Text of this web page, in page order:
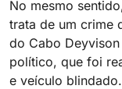
No mesmo
trata de um crime
do Cabo
político, que foi
e veículo